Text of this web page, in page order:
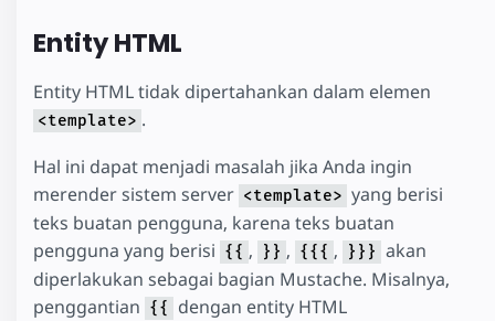
Entity HTML
Entity HTML tidak dipertahankan dalam elemen
<template> .
Hal ini dapat menjadi masalah jika Anda ingin
merender sistem server <template> yang berisi
teks buatan pengguna, karena teks buatan
pengguna yang berisi {{ , }} , {{{ , }}} akan
diperlakukan sebagai bagian Mustache. Misalnya,
penggantian {{ dengan entity HTML